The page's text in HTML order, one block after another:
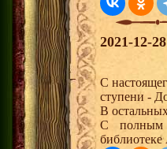
2021-12-
С
ступени -
В
С полным